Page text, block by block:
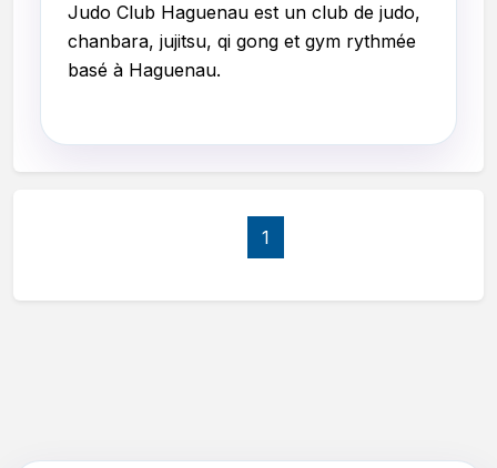
Judo Club Haguenau est un club de judo,
chanbara, jujitsu, qi gong et gym rythmée
basé à Haguenau.
1